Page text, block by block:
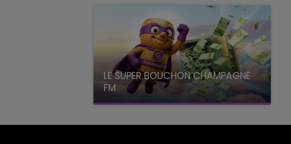
LE SUPER BOUCHON CHAMPAGNE
FM
avec La Famille Champagne FM, à 8H10